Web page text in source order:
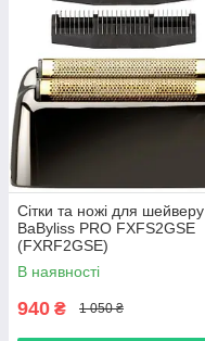
Сітки та ножі для шейверу
BaByliss PRO FXFS2GSE
(FXRF2GSE)
В наявності
940 ₴ 1 050 ₴